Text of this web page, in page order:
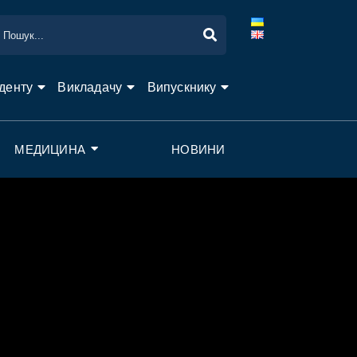
Викладачу Випускнику
МЕДИЦИНА НОВИНИ